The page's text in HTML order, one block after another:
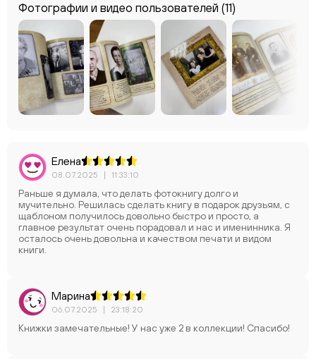
Фотографии и видео пользователей (11)
Елена
08.07.2025 | 11:33:10
Раньше я думала, что делать фотокнигу долго и
мучительно. Решилась сделать книгу в подарок друзьям, с
щаблоном получилось довольно быстро и просто, а
главное результат очень порадовал и нас и именинника. Я
осталось очень довольна и качеством печати и видом
книги.
Марина
06.07.2025 | 23:18:20
Книжки замечательные! У нас уже 2 в коллекции! Спасибо!